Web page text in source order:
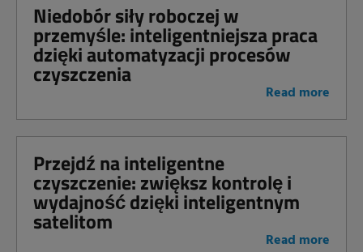
Niedobór siły roboczej w
przemyśle: inteligentniejsza praca
dzięki automatyzacji procesów
czyszczenia
Read more
Przejdź na inteligentne
czyszczenie: zwiększ kontrolę i
wydajność dzięki inteligentnym
satelitom
Read more